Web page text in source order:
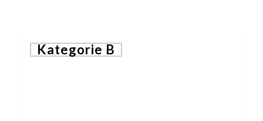
Kategorie B